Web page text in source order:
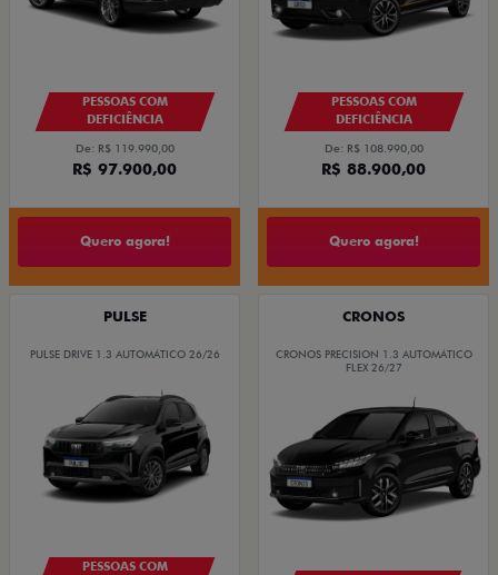
PESSOAS COM
DEFICIÊNCIA
De: R$ 119.990,00
R$ 97.900,00
Quero agora!
PESSOAS COM
DEFICIÊNCIA
De: R$ 108.990,00
R$ 88.900,00
Quero agora!
PULSE
PULSE DRIVE 1.3 AUTOMÁTICO 26/26
PESSOAS COM
CRONOS
CRONOS PRECISION 1.3 AUTOMÁTICO
FLEX 26/27